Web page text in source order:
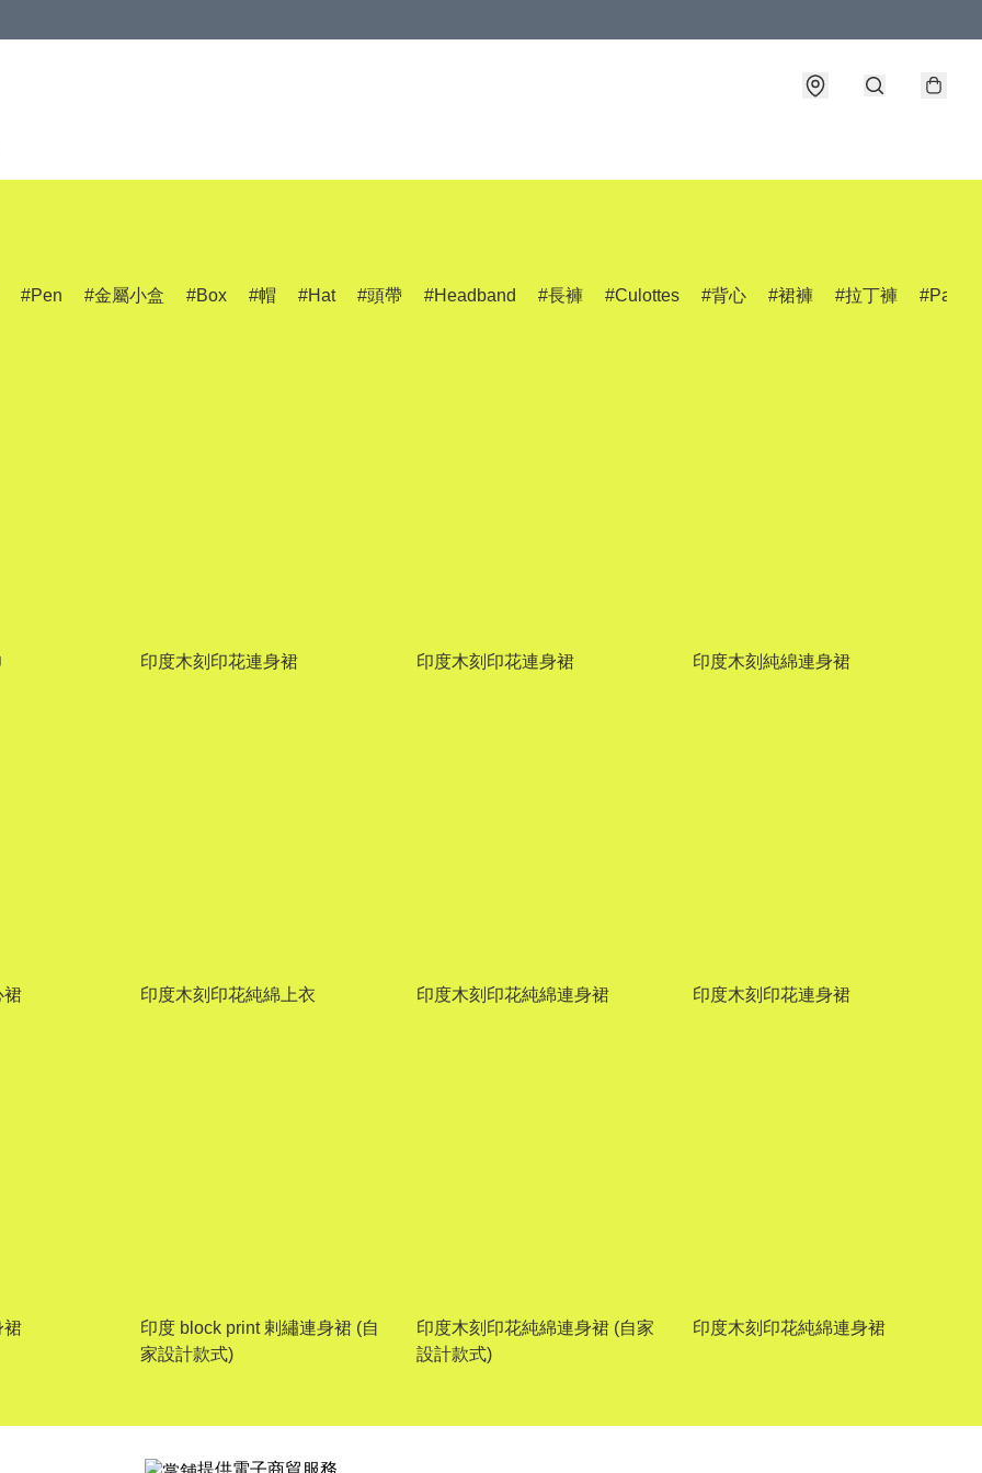
Pen 金屬小盒 Box 帽 Hat 頭帶 Headband 長褲 Culottes 背心 裙褲 拉丁褲 Pants
印度木刻印花連身裙 印度木刻印花連身裙 印度木刻純綿連身裙
裙 印度木刻印花純綿上衣 印度木刻印花純綿連身裙 印度木刻印花連身裙
裙
印度 block print 剌繡連身裙 (自
家設計款式)
印度木刻印花純綿連身裙 (自家
設計款式)
印度木刻印花純綿連身裙
提供電子商貿服務